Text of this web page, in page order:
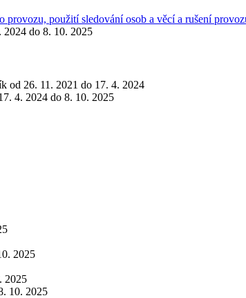
použití sledování osob a věcí a rušení
2024 do 8. 10. 2025
od 26. 11. 2021 do 17. 4. 2024
4. 2024 do 8. 10. 2025
2025
2025
10. 2025